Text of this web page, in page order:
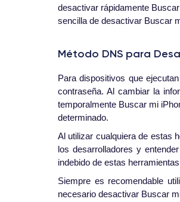
desactivar rápidamente
sencilla de desactivar Buscar
Método DNS para
Para dispositivos que
contraseña. Al cambiar la
temporalmente Buscar mi
determinado.
Al utilizar cualquiera de estas
los desarrolladores y
indebido de estas
Siempre es recomendable
necesario desactivar Buscar